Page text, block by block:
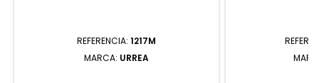
REFERENCIA: 1217M
MARCA: URREA